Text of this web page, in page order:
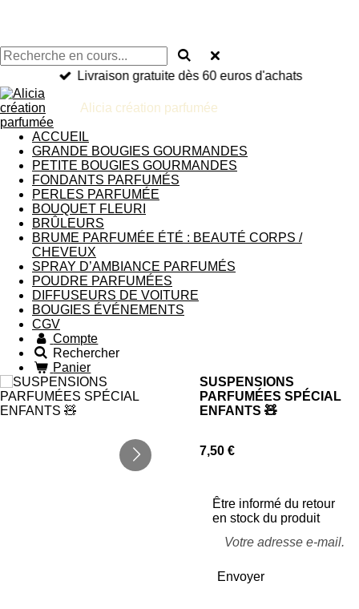
Livraison gratuite dès 60 euros d'achats
Alicia création parfumée
ACCUEIL
GRANDE BOUGIES GOURMANDES
PETITE BOUGIES GOURMANDES
FONDANTS PARFUMÉS
PERLES PARFUMÉE
BOUQUET FLEURI
BRÛLEURS
BRUME PARFUMÉE ÉTÉ : BEAUTÉ CORPS /
CHEVEUX
SPRAY D’AMBIANCE PARFUMÉS
POUDRE PARFUMÉES
DIFFUSEURS DE VOITURE
BOUGIES ÉVÉNEMENTS
CGV
Compte
Rechercher
Panier
SUSPENSIONS
PARFUMÉES SPÉCIAL
ENFANTS 🧸
7,50 €
Être informé du retour
en stock du produit
Envoyer